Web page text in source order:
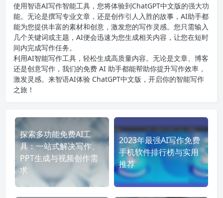
使用智语AI写作智能工具，您将体验到ChatGPT中文版的强大功
能。无论是撰写专业文章，还是创作引人入胜的故事，AI助手都
能为您提供丰富的素材和创意，激发您的写作灵感。您只需输入
几个关键词或主题，AI便会迅速为您生成相关内容，让您在短时
间内完成写作任务。
利用AI智能写作工具，轻松生成高质量内容。无论是文章、博客
还是创意写作，我们的免费 AI 助手都能帮助你提升写作效率，
激发灵感。来智语AI体验 ChatGPT中文版 ，开启你的智能写作
之旅！
探索多功能免费AI工
具：一站式解决写作、
PPT生成与视频创作需
求
2023年最强AI写作免费
手机软件排行榜与实用
推荐